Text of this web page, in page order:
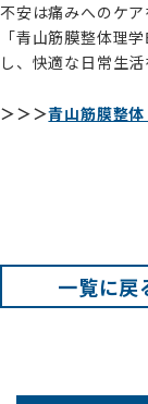
不安は痛みへのケ
「青山筋膜整体理
し、快適な日常生
＞＞＞青山筋膜整
一覧に戻